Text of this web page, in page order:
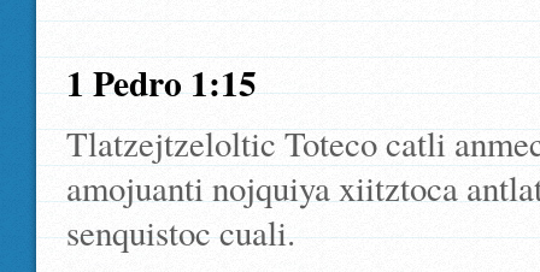
1 Pedro 1:15
Tlatzejtzeloltic Toteco catli
amojuanti nojquiya xiitztoca
senquistoc cuali.